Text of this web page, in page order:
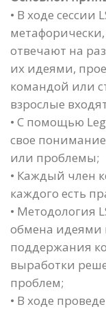
• В ходе сессии
отвечают на
их идеями,
командой или
взрослые
• С помощью
свое
или проблемы;
• Каждый член
каждого есть
• Методология
обмена идеями
поддержания
выработки
проблем;
• В ходе